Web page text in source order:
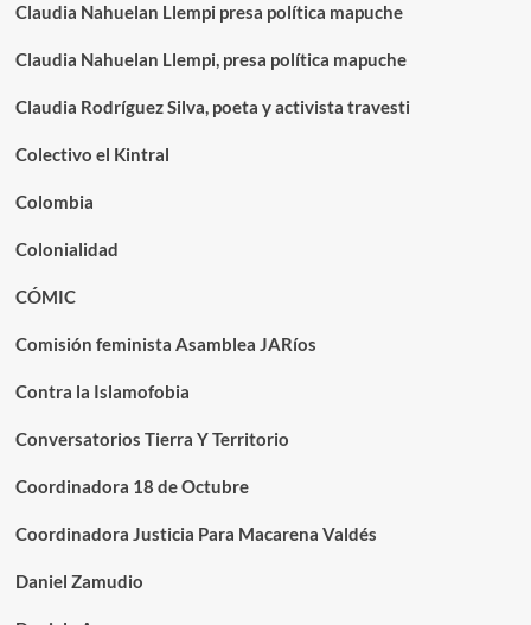
Claudia Nahuelan Llempi presa política mapuche
Claudia Nahuelan Llempi, presa política mapuche
Claudia Rodríguez Silva, poeta y activista travesti
Colectivo el Kintral
Colombia
Colonialidad
CÓMIC
Comisión feminista Asamblea JARíos
Contra la Islamofobia
Conversatorios Tierra Y Territorio
Coordinadora 18 de Octubre
Coordinadora Justicia Para Macarena Valdés
Daniel Zamudio